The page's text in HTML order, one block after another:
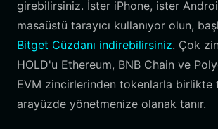
girebilirsiniz. İster iPhone, ister
masaüstü tarayıcı kullanıyor olun,
Bitget Cüzdanı indirebilirsiniz. Çok
HOLD'u Ethereum, BNB Chain ve
EVM zincirlerinden tokenlarla
arayüzde yönetmenize olanak tanır.